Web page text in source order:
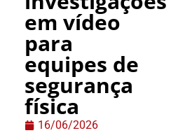
em vídeo
para
equipes de
segurança
física
16/06/2026